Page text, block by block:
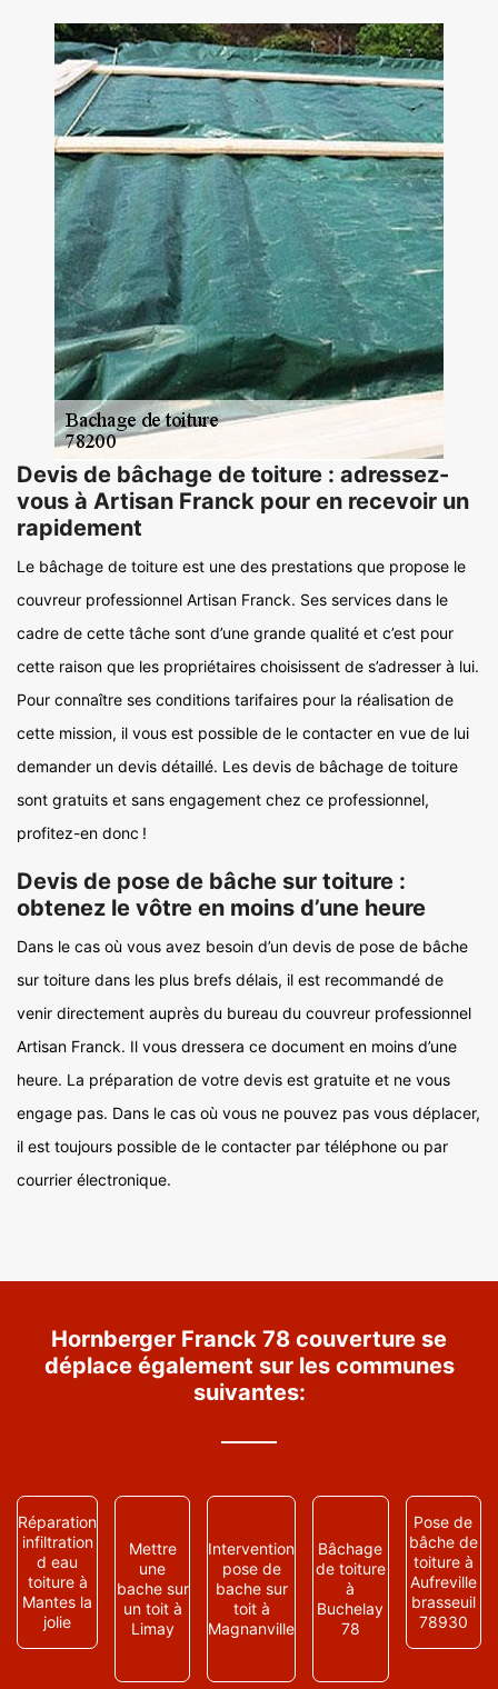
Devis de bâchage de toiture : adressez-
vous à Artisan Franck pour en recevoir un
rapidement
Le bâchage de toiture est une des prestations que propose le
couvreur professionnel Artisan Franck. Ses services dans le
cadre de cette tâche sont d’une grande qualité et c’est pour
cette raison que les propriétaires choisissent de s’adresser à lui.
Pour connaître ses conditions tarifaires pour la réalisation de
cette mission, il vous est possible de le contacter en vue de lui
demander un devis détaillé. Les devis de bâchage de toiture
sont gratuits et sans engagement chez ce professionnel,
profitez-en donc !
Devis de pose de bâche sur toiture :
obtenez le vôtre en moins d’une heure
Dans le cas où vous avez besoin d’un devis de pose de bâche
sur toiture dans les plus brefs délais, il est recommandé de
venir directement auprès du bureau du couvreur professionnel
Artisan Franck. Il vous dressera ce document en moins d’une
heure. La préparation de votre devis est gratuite et ne vous
engage pas. Dans le cas où vous ne pouvez pas vous déplacer,
il est toujours possible de le contacter par téléphone ou par
courrier électronique.
Hornberger Franck 78 couverture se
déplace également sur les communes
suivantes:
Réparation
infiltration
d eau
toiture à
Mantes la
jolie
Mettre
une
bache sur
un toit à
Limay
Intervention
pose de
bache sur
toit à
Magnanville
Bâchage
de toiture
à
Buchelay
78
Pose de
bâche de
toiture à
Aufreville
brasseuil
78930